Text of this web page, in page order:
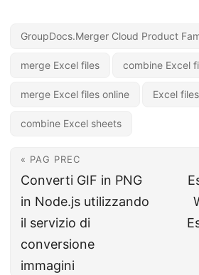
GroupDocs.Merger Cloud Product
merge Excel files combine Excel
merge Excel files online Excel
combine Excel sheets
« PAG PREC
Converti GIF in PNG
in Node.js utilizzando
il servizio di
conversione
immagini